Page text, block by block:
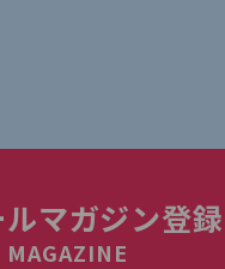
ルマガジン登
MAGAZINE